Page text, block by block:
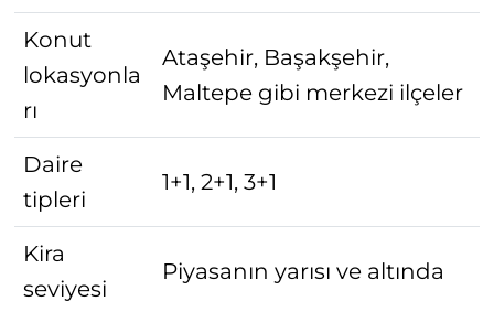
Konut
lokasyonla
rı
Ataşehir, Başakşehir,
Maltepe gibi merkezi ilçeler
Daire
tipleri
1+1, 2+1, 3+1
Kira
seviyesi
Piyasanın yarısı ve altında